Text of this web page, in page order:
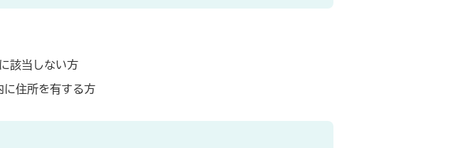
該当しない方
に住所を有する方